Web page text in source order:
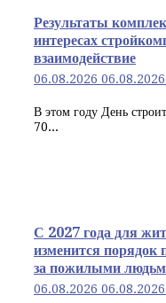
Результаты
интересах
взаимодействие
06.08.2026 06.08.2026
В этом году День
70...
С 2027 года для
изменится порядок
за пожилыми
06.08.2026 06.08.2026